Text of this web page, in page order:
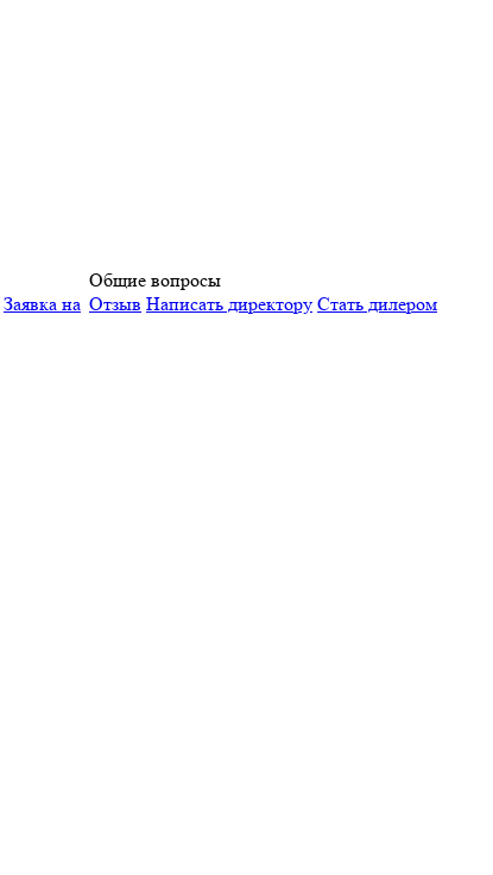
Заявка на
Общие вопросы
Отзыв Написать директору Стать дилером